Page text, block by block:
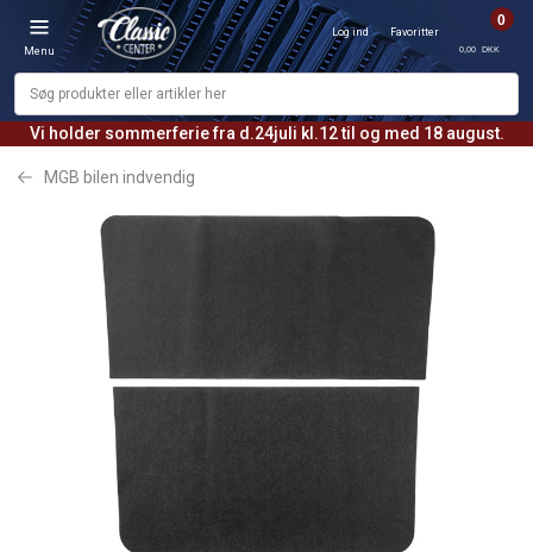
Vi holder sommerferie fra d.24juli kl.12 til og med 18 august.
Menu
Log ind Favoritter
0
0,00 DKK
MGB bilen indvendig